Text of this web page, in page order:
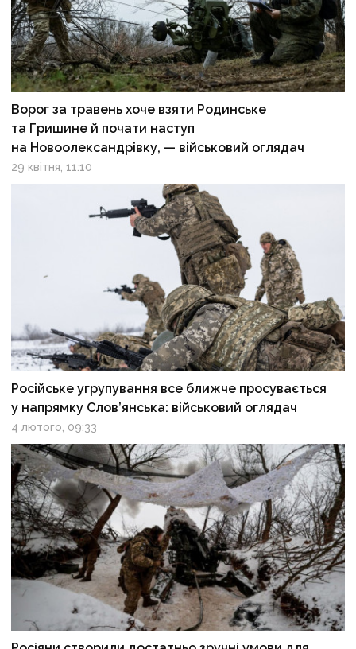
Ворог за травень хоче взяти Родинське
та Гришине й почати наступ
на Новоолександрівку, — військовий оглядач
29 квітня, 11:10
Російське угрупування все ближче просувається
у напрямку Слов’янська: військовий оглядач
4 лютого, 09:33